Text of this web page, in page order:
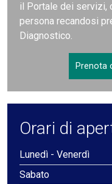
il Portale dei servizi,
persona recandosi
Diagnostico.
Prenota
Orari di
Lunedì - Venerdì
Sabato